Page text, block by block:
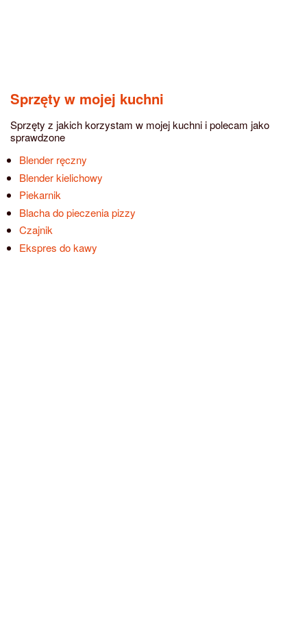
Sprzęty w mojej kuchni
Sprzęty z jakich korzystam w mojej kuchni i polecam jako
sprawdzone
Blender ręczny
Blender kielichowy
Piekarnik
Blacha do pieczenia pizzy
Czajnik
Ekspres do kawy